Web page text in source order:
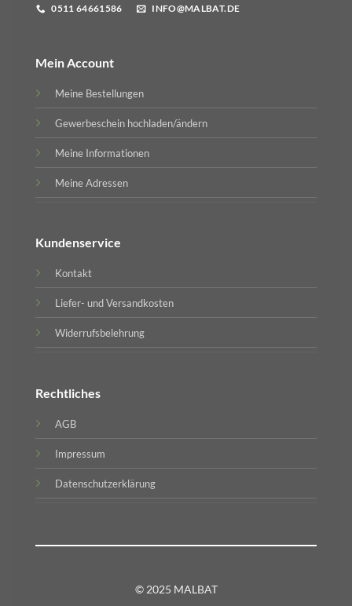
0511 64661586 INFO@MALBAT.DE
Mein Account
Meine Bestellungen
Gewerbeschein hochladen/ändern
Meine Informationen
Meine Adressen
Kundenservice
Kontakt
Liefer- und Versandkosten
Widerrufsbelehrung
Rechtliches
AGB
Impressum
Datenschutzerklärung
© 2025 MALBAT